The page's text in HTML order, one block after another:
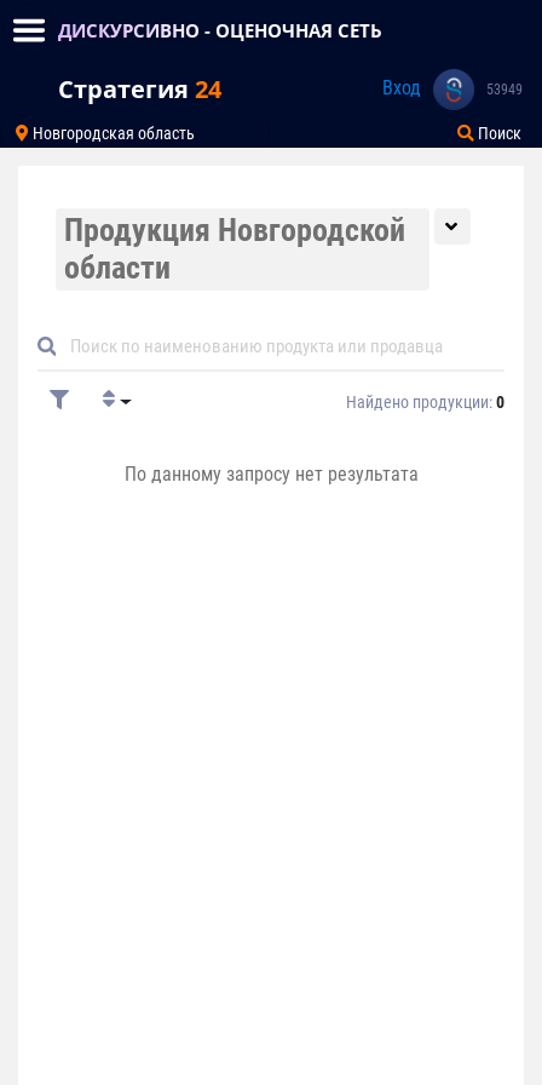
ДИСКУРСИВНО - ОЦЕНОЧНАЯ СЕТЬ
Стратегия 24 Вход 53949
Новгородская область Поиск
Продукция Новгородской
области
Найдено продукции:0
По данному запросу нет результата